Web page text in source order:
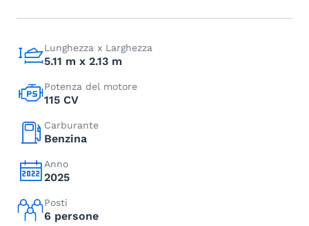
Lunghezza x Larghezza
5.11 m x 2.13 m
Potenza del motore
115 CV
Carburante
Benzina
Anno
2025
Posti
6 persone